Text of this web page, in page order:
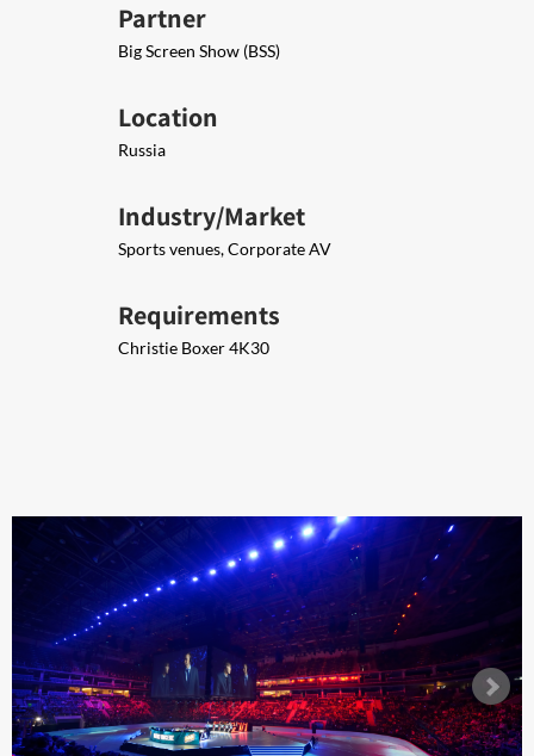
Partner
Big Screen Show (BSS)
Location
Russia
Industry/Market
Sports venues, Corporate AV
Requirements
Christie Boxer 4K30